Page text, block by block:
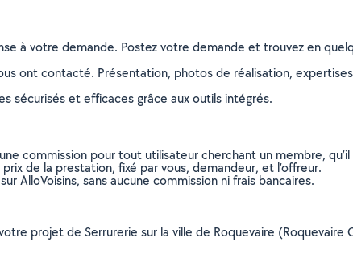
à votre demande. Postez votre demande et trouvez en
ont contacté. Présentation, photos de réalisation,
sécurisés et efficaces grâce aux outils intégrés.
commission pour tout utilisateur cherchant un membre,
de la prestation, fixé par vous, demandeur, et l’offreur.
AlloVoisins, sans aucune commission ni frais bancaires.
projet de Serrurerie sur la ville de Roquevaire